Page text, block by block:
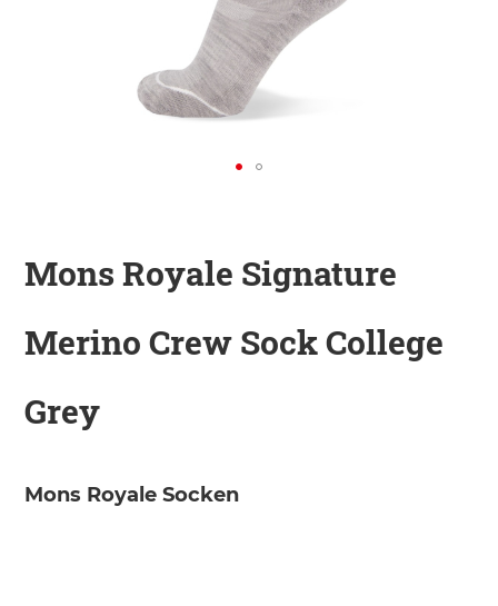
Mons Royale Signature
Merino Crew Sock College
Grey
Mons Royale Socken